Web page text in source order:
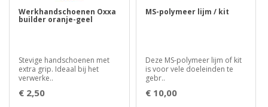
Werkhandschoenen Oxxa
builder oranje-geel
Stevige handschoenen met
extra grip. Ideaal bij het
verwerke..
€ 2,50
MS-polymeer lijm / kit
Deze MS-polymeer lijm of kit
is voor vele doeleinden te
gebr..
€ 10,00